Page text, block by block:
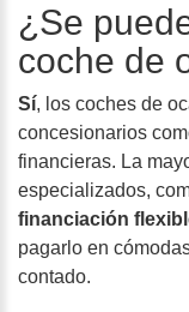
¿Se
coche de
Sí, los coches de
concesionarios
financieras. La
especializados,
financiación
pagarlo en
contado.